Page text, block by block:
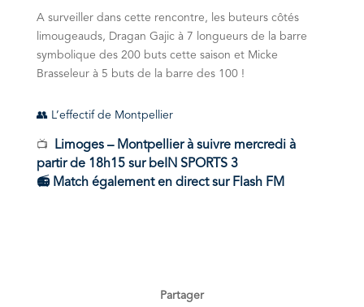
A surveiller dans cette rencontre, les buteurs côtés
limougeauds, Dragan Gajic à 7 longueurs de la barre
symbolique des 200 buts cette saison et Micke
Brasseleur à 5 buts de la barre des 100 !
👥 L’effectif de Montpellier
📺 Limoges – Montpellierà suivre mercredi à
partir de 18h15 sur beIN SPORTS3
📻 Match également en direct sur Flash FM
Partager